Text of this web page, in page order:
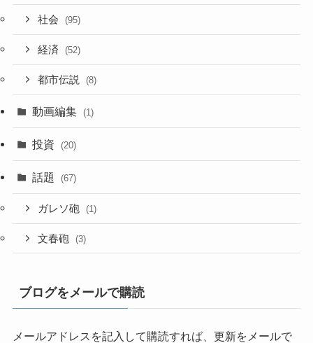
社会 (95)
経済 (52)
都市伝説 (8)
動画編集 (1)
投資 (20)
話題 (67)
ガレソ砲 (1)
文春砲 (3)
ブログをメールで購読
メールアドレスを記入して購読すれば、更新をメールで